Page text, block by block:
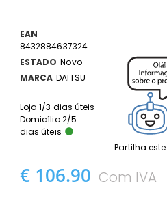
EAN
8432884637324
ESTADO Novo
MARCA DAITSU
Loja 1/3 dias úteis
Domicílio 2/5
dias úteis
Partilha
€ 106.90 Com IVA